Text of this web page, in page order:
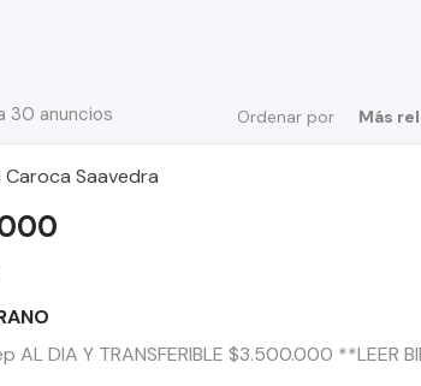
Ordenar por Más
30 anuncios
Saavedra
AL DIA Y TRANSFERIBLE $3.500.000